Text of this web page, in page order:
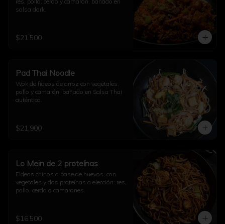
salsa dark.
$21.500
Pad Thai Noodle
Wok de fideos de arroz con vegetales,
pollo y camarón, bañado en Salsa Thai
auténtica.
$21.900
Lo Mein de 2 proteínas
Fideos chinos a base de huevos, con
vegetales y dos proteínas a elección: res,
pollo, cerdo o camarones.
$16.500